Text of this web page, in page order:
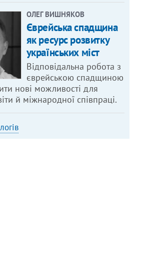
ОЛЕГ ВИШНЯКОВ
Єврейська спадщина
як ресурс розвитку
українських міст
Відповідальна робота з
єврейською спадщиною
нові можливості для
й міжнародної співпраці.